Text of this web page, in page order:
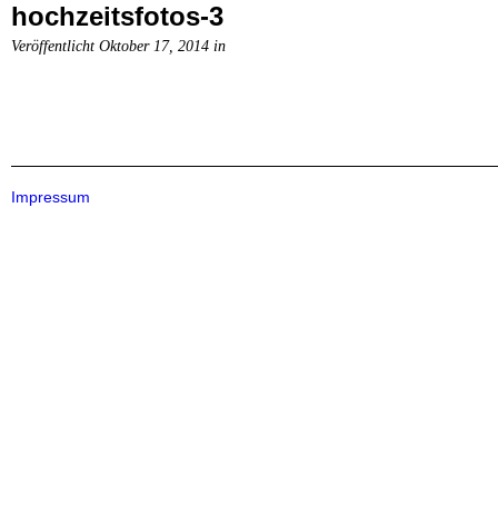
hochzeitsfotos-3
Veröffentlicht Oktober 17, 2014 in
Impressum